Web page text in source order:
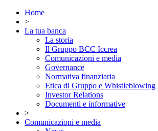
Home
>
La tua banca
La storia
Il Gruppo BCC Iccrea
Comunicazioni e media
Governance
Normativa finanziaria
Etica di Gruppo e Whistleblowing
Investor Relations
Documenti e informative
>
Comunicazioni e media